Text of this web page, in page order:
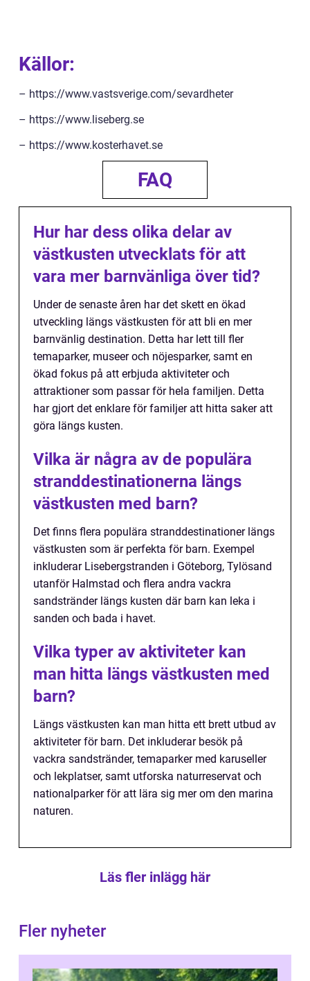
Källor:
– https://www.vastsverige.com/sevardheter
– https://www.liseberg.se
– https://www.kosterhavet.se
FAQ
Hur har dess olika delar av
västkusten utvecklats för att
vara mer barnvänliga över tid?
Under de senaste åren har det skett en ökad
utveckling längs västkusten för att bli en mer
barnvänlig destination. Detta har lett till fler
temaparker, museer och nöjesparker, samt en
ökad fokus på att erbjuda aktiviteter och
attraktioner som passar för hela familjen. Detta
har gjort det enklare för familjer att hitta saker att
göra längs kusten.
Vilka är några av de populära
stranddestinationerna längs
västkusten med barn?
Det finns flera populära stranddestinationer längs
västkusten som är perfekta för barn. Exempel
inkluderar Lisebergstranden i Göteborg, Tylösand
utanför Halmstad och flera andra vackra
sandstränder längs kusten där barn kan leka i
sanden och bada i havet.
Vilka typer av aktiviteter kan
man hitta längs västkusten med
barn?
Längs västkusten kan man hitta ett brett utbud av
aktiviteter för barn. Det inkluderar besök på
vackra sandstränder, temaparker med karuseller
och lekplatser, samt utforska naturreservat och
nationalparker för att lära sig mer om den marina
naturen.
Läs fler inlägg här
Fler nyheter